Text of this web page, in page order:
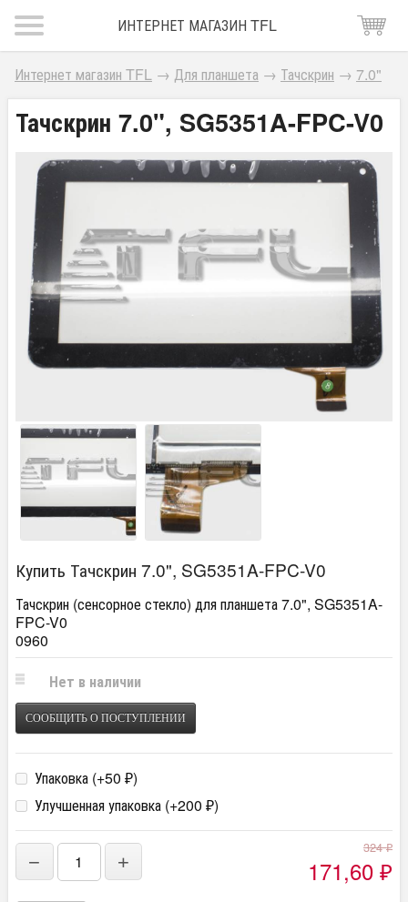
ИНТЕРНЕТ МАГАЗИН TFL
Интернет магазин TFL → Для планшета → Тачскрин → 7.0"
Тачскрин 7.0", SG5351A-FPC-V0
Купить Тачскрин 7.0", SG5351A-FPC-V0
Тачскрин (сенсорное стекло) для планшета 7.0", SG5351A-
FPC-V0
0960
Нет в наличии
СООБЩИТЬ О ПОСТУПЛЕНИИ
Упаковка (+50 ₽)
Улучшенная упаковка (+200 ₽)
− +
324₽
171,60 ₽